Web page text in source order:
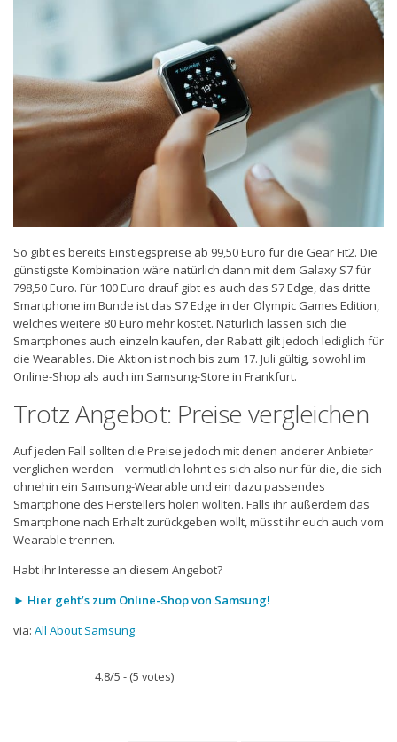
So gibt es bereits Einstiegspreise ab 99,50 Euro für die Gear Fit2. Die
günstigste Kombination wäre natürlich dann mit dem Galaxy S7 für
798,50 Euro. Für 100 Euro drauf gibt es auch das S7 Edge, das dritte
Smartphone im Bunde ist das S7 Edge in der Olympic Games Edition,
welches weitere 80 Euro mehr kostet. Natürlich lassen sich die
Smartphones auch einzeln kaufen, der Rabatt gilt jedoch lediglich für
die Wearables. Die Aktion ist noch bis zum 17. Juli gültig, sowohl im
Online-Shop als auch im Samsung-Store in Frankfurt.
Trotz Angebot: Preise vergleichen
Auf jeden Fall sollten die Preise jedoch mit denen anderer Anbieter
verglichen werden – vermutlich lohnt es sich also nur für die, die sich
ohnehin ein Samsung-Wearable und ein dazu passendes
Smartphone des Herstellers holen wollten. Falls ihr außerdem das
Smartphone nach Erhalt zurückgeben wollt, müsst ihr euch auch vom
Wearable trennen.
Habt ihr Interesse an diesem Angebot?
► Hier geht’s zum Online-Shop von Samsung!
via: All About Samsung
4.8/5 - (5 votes)